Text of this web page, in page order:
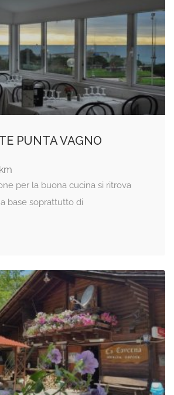
PUNTA VAGNO
per la buona cucina si ritrova
base soprattutto di